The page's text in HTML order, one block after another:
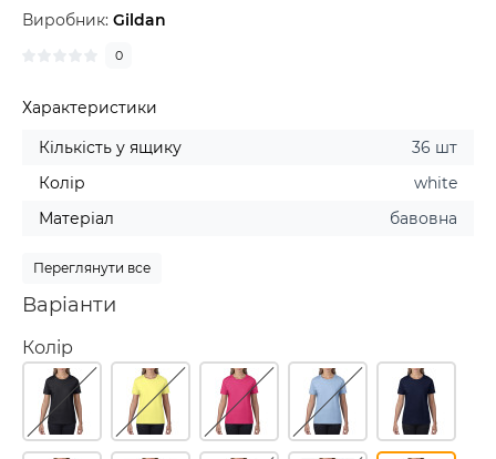
Виробник: Gildan
0
Характеристики
Кількість у ящику
36 шт
Колір
white
Матеріал
бавовна
Переглянути все
Варіанти
Колір